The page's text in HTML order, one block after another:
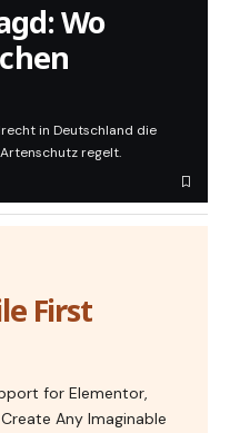
Wo
in Deutschland die
regelt.
First
for Elementor,
Any Imaginable